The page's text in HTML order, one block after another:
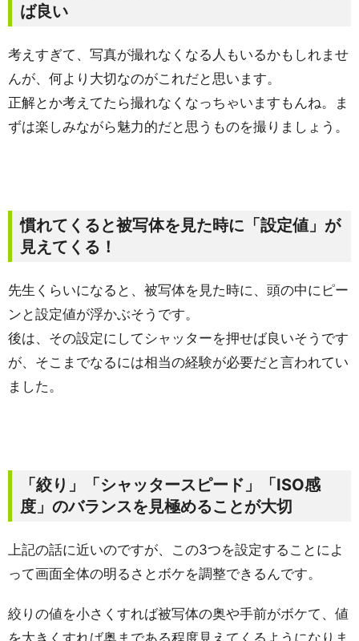
ば良い
考えすぎて、写真が撮れなくなる人もいるかもしれませ
んが、何より大切なのがこれだと思います。
正解とか考えてたら撮れなくなっちゃいますもんね。ま
ずは楽しみながら魅力的だと思うものを撮りましょう。
慣れてくると被写体を見た時に「設定値」が
見えてくる！
先生くらいになると、被写体を見た時に、頭の中にピー
ンと設定値が浮かぶそうです。
後は、その設定にしてシャッターを押せば良いそうです
が、そこまでなるには相当の経験が必要だと言われてい
ました。
「絞り」「シャッタースピード」「ISO感
度」のバランスを見極めることが大切
上記の話に近いのですが、この3つを設定することによ
って画面全体の明るさとボケを調整できるんです。
絞りの値を小さくすれば被写体の奥や手前がボケて、値
を大きくすれば奥まである程度見えてくるようになりま